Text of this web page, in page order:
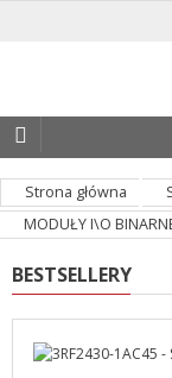
Strona główna
MODUŁY I\O
BESTSELLERY